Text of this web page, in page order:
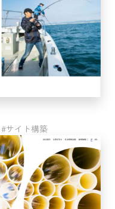
サイト構築